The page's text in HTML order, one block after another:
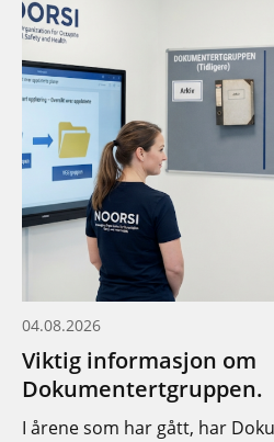
04.08.2026
Viktig informasjon om
Dokumentertgruppen.
I årene som har gått, har